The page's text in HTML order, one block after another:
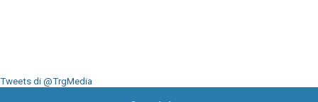
Tweets di @TrgMedia